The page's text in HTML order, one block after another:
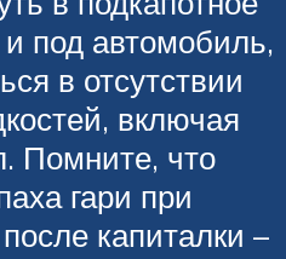
и под автомобиль,
в отсутствии
включая
Помните, что
гари при
капиталки –